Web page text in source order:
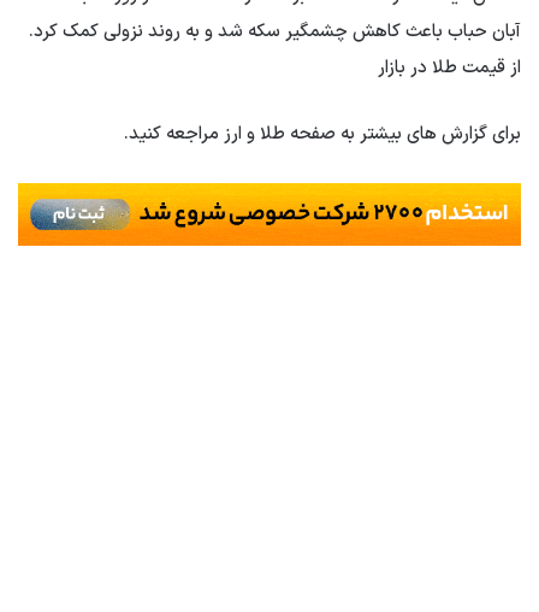
آبان حباب باعث کاهش چشمگیر سکه شد و به روند نزولی کمک کرد.
از قیمت طلا در بازار
برای گزارش های بیشتر به صفحه طلا و ارز مراجعه کنید.